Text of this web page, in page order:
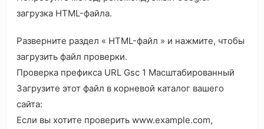
загрузка HTML-файла.
Разверните раздел « HTML-файл » и нажмите, чтобы
загрузить файл проверки.
Проверка префикса URL Gsc 1 Масштабированный
Загрузите этот файл в корневой каталог вашего
сайта:
Если вы хотите проверить www.example.com,